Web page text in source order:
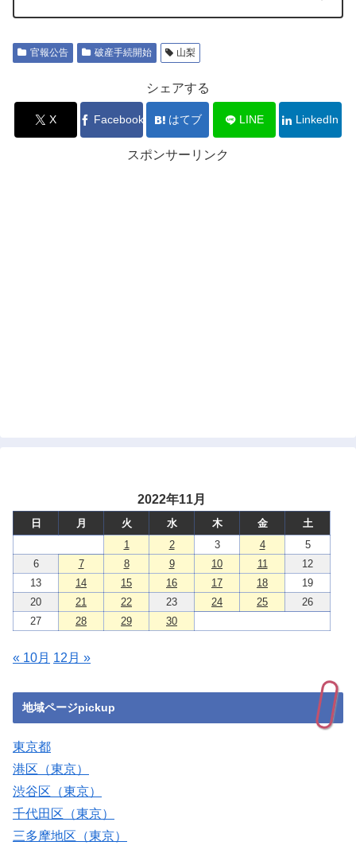
官報公告 破産手続開始 山梨
シェアする
X Facebook はてブ LINE LinkedIn
スポンサーリンク
2022年11月
日 月 火 水 木 金
土
1
2 3 4
5
6
7 8 9 10 11
12
13
14 15 16 17 18
19
20
21 22 23 24 25
26
27
28 29 30
« 10月 12月 »
地域ページpickup
東京都
港区（東京）
渋谷区（東京）
千代田区（東京）
三多摩地区（東京）